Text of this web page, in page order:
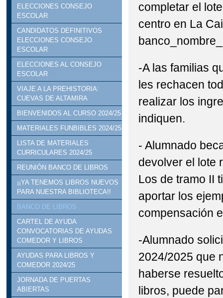
ELECCIONES CONSEJO
ESCOLAR
CANDIDATOS DEFINITIVOS
ELECCIONES CONSEJO
ESCOLAR
ELECCIONES AL CONSEJO
ESCOLAR
VIAJE A LA PREHISTORIA:
CUEVAS DE ALTAMIRA
BIENVENIDOS AL CURSO 2024/25
MATERIALES FUNBIBLES 2024/25
LISTA DE MATERIALES
CURRICULARES 2024/25
REUNIÓN BANCO DE LIBROS
¡¡YA TENEMOS LIBROS NUEVOS
PARA NUESTRA BIBLIOTECA!!
BANCO DE LIBROS
CARTEL DE AYUDA
CONVOCATORIAS DE AYUDAS
COMEDOR Y LIBROS
AYUDAS PARA LIBROS Y
COMEDOR 2024/25
JORNADA DE PUERTAS
ABIERTAS
completar el
centro en La
-A las familias
les rechacen
realizar los
indiquen.
- Alumnado
devolver el lote
Los de tramo II
aportar los
compensación
-Alumnado
2024/2025 que
haberse
libros, puede